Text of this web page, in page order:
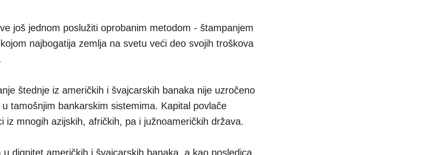
još jednom poslužiti oprobanim metodom - štampanjem
najbogatija zemlja na svetu veći deo svojih troškova
štednje iz američkih i švajcarskih banaka nije uzročeno
tamošnjim bankarskim sistemima. Kapital povlače
iz mnogih azijskih, afričkih, pa i južnoameričkih država.
dignitet američkih i švajcarskih banaka, a kao posledica